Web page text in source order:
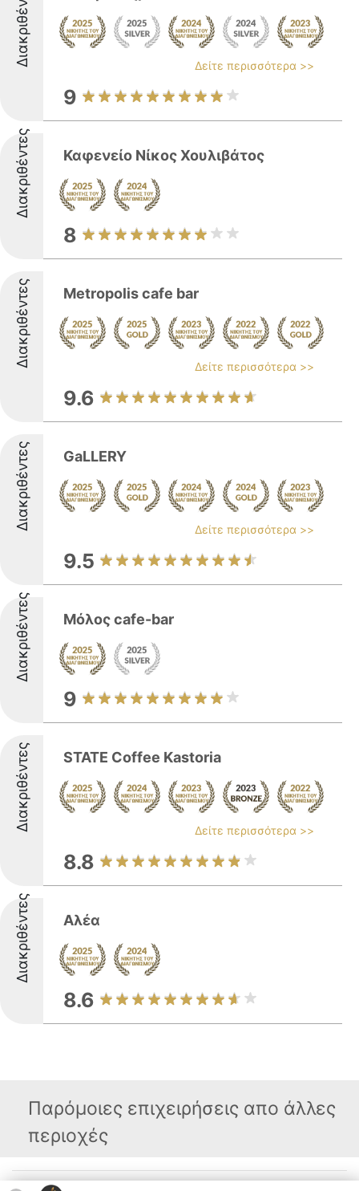
Διακριθέντες Δείτε περισσότερα >>
9
Διακριθέντες Καφενείο Νίκος Χουλιβάτος
8
Διακριθέντες Metropolis cafe bar
Δείτε περισσότερα >>
9.6
Διακριθέντες GaLLERY
Δείτε περισσότερα >>
9.5
Διακριθέντες Μόλος cafe-bar
9
Διακριθέντες STATE Coffee Kastoria
Δείτε περισσότερα >>
8.8
Διακριθέντες Αλέα
8.6
Παρόμοιες επιχειρήσεις απο άλλες
περιοχές